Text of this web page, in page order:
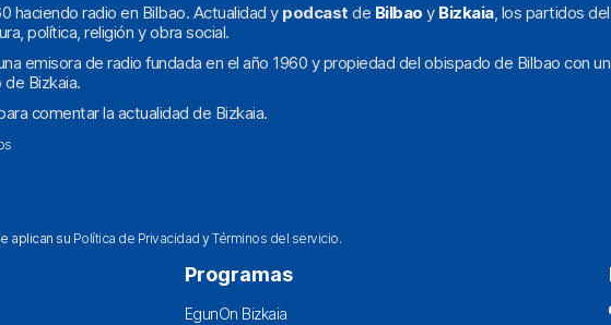
haciendo radio en Bilbao. Actualidad y podcast de Bilbao y Bizkaia, los partidos
política, religión y obra social.
emisora de radio fundada en el año 1960 y propiedad del obispado de Bilbao con
Bizkaia.
comentar la actualidad de Bizkaia.
aplican su Política de Privacidad yTérminos del servicio.
Programas
EgunOn Bizkaia